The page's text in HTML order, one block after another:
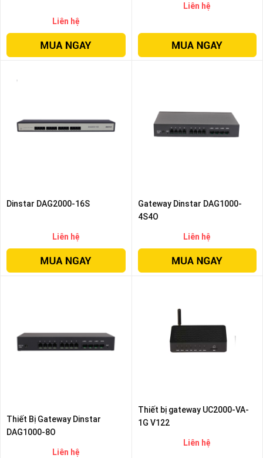
Liên hệ
Liên hệ
Dinstar DAG2000-16S
Liên hệ
Gateway Dinstar DAG1000-
4S4O
Liên hệ
Thiết Bị Gateway Dinstar
DAG1000-8O
Liên hệ
Thiết bị gateway UC2000-VA-
1G V122
Liên hệ